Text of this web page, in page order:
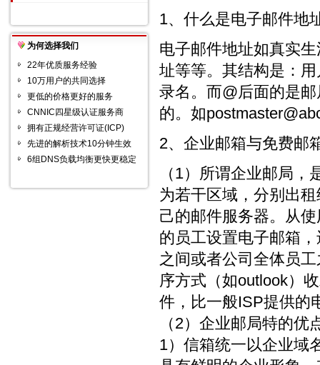
为何选择我们
22年优质服务经验
10万用户的共同选择
更低的价格更好的服务
CNNIC四星级认证服务商
拥有正规经营许可证(ICP)
先进的解析技术10分钟生效
6组DNS负载均衡更快更稳定
1、什么是电子邮件地
电子邮件地址如真实
址等等。其结构是：
录名。而@后面的是
的。如
2、企业邮箱与免费邮
（1）所谓企业邮局
为若干区域，分别出
己的邮件服务器。从
的员工设置电子邮箱
之间或者公司全体员
序方式（如outlook）
件，比一般ISP提供的
（2）企业邮局特的优
1）信箱统一以企业域